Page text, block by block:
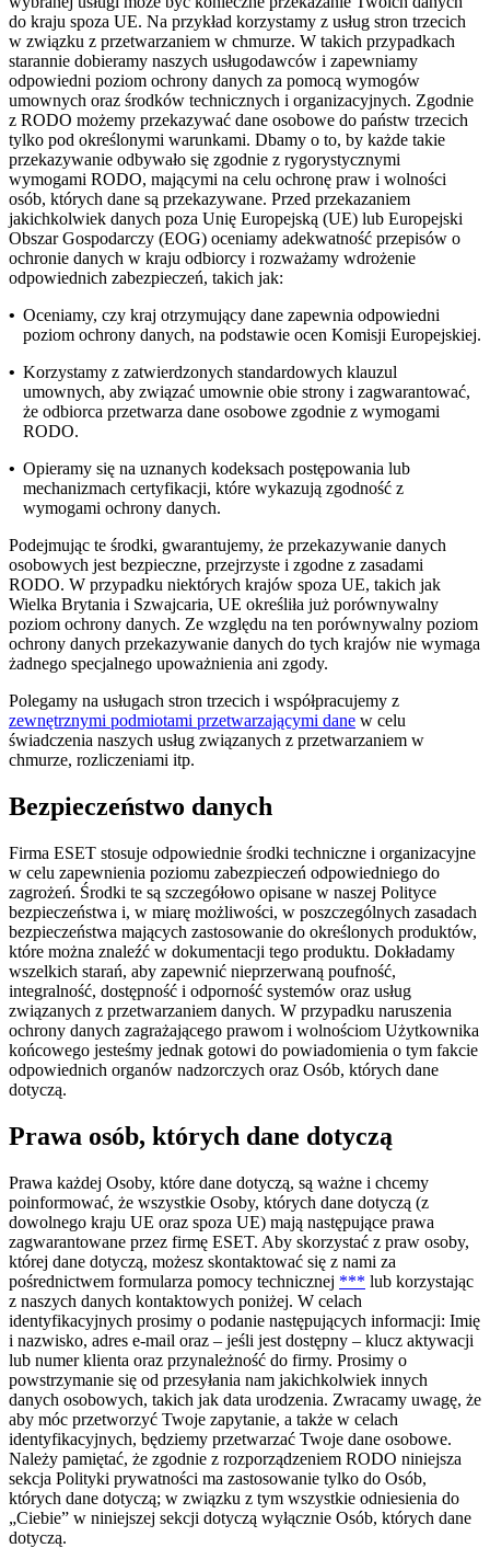
do kraju spoza UE. Na przykład korzystamy z usług stron trzecich
w związku z przetwarzaniem w chmurze. W takich przypadkach
starannie dobieramy naszych usługodawców i zapewniamy
odpowiedni poziom ochrony danych za pomocą wymogów
umownych oraz środków technicznych i organizacyjnych. Zgodnie
z RODO możemy przekazywać dane osobowe do państw trzecich
tylko pod określonymi warunkami. Dbamy o to, by każde takie
przekazywanie odbywało się zgodnie z rygorystycznymi
wymogami RODO, mającymi na celu ochronę praw i wolności
osób, których dane są przekazywane. Przed przekazaniem
jakichkolwiek danych poza Unię Europejską (UE) lub Europejski
Obszar Gospodarczy (EOG) oceniamy adekwatność przepisów o
ochronie danych w kraju odbiorcy i rozważamy wdrożenie
odpowiednich zabezpieczeń, takich jak:
• Oceniamy, czy kraj otrzymujący dane zapewnia odpowiedni
poziom ochrony danych, na podstawie ocen Komisji Europejskiej.
• Korzystamy z zatwierdzonych standardowych klauzul
umownych, aby związać umownie obie strony i zagwarantować,
że odbiorca przetwarza dane osobowe zgodnie z wymogami
RODO.
• Opieramy się na uznanych kodeksach postępowania lub
mechanizmach certyfikacji, które wykazują zgodność z
wymogami ochrony danych.
Podejmując te środki, gwarantujemy, że przekazywanie danych
osobowych jest bezpieczne, przejrzyste i zgodne z zasadami
RODO. W przypadku niektórych krajów spoza UE, takich jak
Wielka Brytania i Szwajcaria, UE określiła już porównywalny
poziom ochrony danych. Ze względu na ten porównywalny poziom
ochrony danych przekazywanie danych do tych krajów nie wymaga
żadnego specjalnego upoważnienia ani zgody.
Polegamy na usługach stron trzecich i współpracujemy z
zewnętrznymi podmiotami przetwarzającymi dane w celu
świadczenia naszych usług związanych z przetwarzaniem w
chmurze, rozliczeniami itp.
Bezpieczeństwo danych
Firma ESET stosuje odpowiednie środki techniczne i organizacyjne
w celu zapewnienia poziomu zabezpieczeń odpowiedniego do
zagrożeń. Środki te są szczegółowo opisane w naszej Polityce
bezpieczeństwa i, w miarę możliwości, w poszczególnych zasadach
bezpieczeństwa mających zastosowanie do określonych produktów,
które można znaleźć w dokumentacji tego produktu. Dokładamy
wszelkich starań, aby zapewnić nieprzerwaną poufność,
integralność, dostępność i odporność systemów oraz usług
związanych z przetwarzaniem danych. W przypadku naruszenia
ochrony danych zagrażającego prawom i wolnościom Użytkownika
końcowego jesteśmy jednak gotowi do powiadomienia o tym fakcie
odpowiednich organów nadzorczych oraz Osób, których dane
dotyczą.
Prawa osób, których dane dotyczą
Prawa każdej Osoby, które dane dotyczą, są ważne i chcemy
poinformować, że wszystkie Osoby, których dane dotyczą (z
dowolnego kraju UE oraz spoza UE) mają następujące prawa
zagwarantowane przez firmę ESET. Aby skorzystać z praw osoby,
której dane dotyczą, możesz skontaktować się z nami za
pośrednictwem formularza pomocy technicznej *** lub korzystając
z naszych danych kontaktowych poniżej. W celach
identyfikacyjnych prosimy o podanie następujących informacji: Imię
i nazwisko, adres e-mail oraz – jeśli jest dostępny – klucz aktywacji
lub numer klienta oraz przynależność do firmy. Prosimy o
powstrzymanie się od przesyłania nam jakichkolwiek innych
danych osobowych, takich jak data urodzenia. Zwracamy uwagę, że
aby móc przetworzyć Twoje zapytanie, a także w celach
identyfikacyjnych, będziemy przetwarzać Twoje dane osobowe.
Należy pamiętać, że zgodnie z rozporządzeniem RODO niniejsza
sekcja Polityki prywatności ma zastosowanie tylko do Osób,
których dane dotyczą; w związku z tym wszystkie odniesienia do
„Ciebie” w niniejszej sekcji dotyczą wyłącznie Osób, których dane
dotyczą.